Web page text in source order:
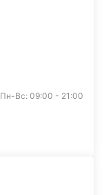
Пн-Вс: 09:00 - 21:00